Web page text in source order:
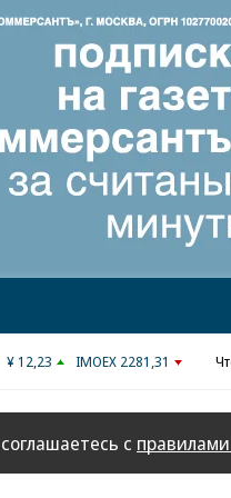
¥ 12,23 IMOEX 2281,31
с